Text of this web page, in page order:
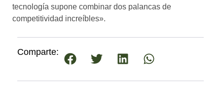
tecnología supone combinar dos palancas de
competitividad increíbles».
Comparte: